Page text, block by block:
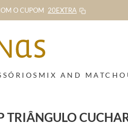
O CUPOM 20EXTRA
MIX AND MATCH
TRIÂNGULO